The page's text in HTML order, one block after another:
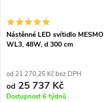
Nástěnné LED svítidlo MESMO
WL3, 48W, d 300 cm
od 21 270,25 Kč bez DPH
od 25 737 Kč
Dostupnost 6 týdnů